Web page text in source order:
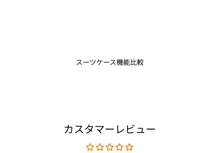
スーツケース機能比較
カスタマーレビュー